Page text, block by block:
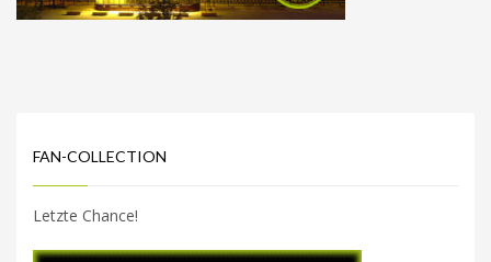
FAN-COLLECTION
Letzte Chance!